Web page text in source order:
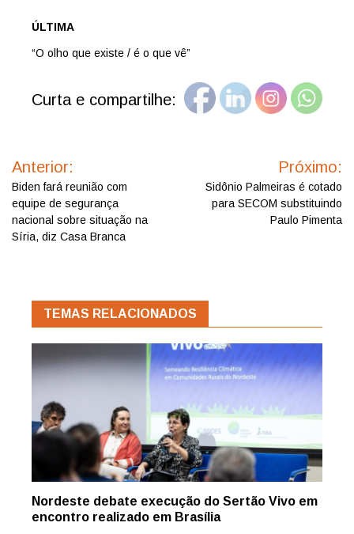
ÚLTIMA
“O olho que existe / é o que vê”
Curta e compartilhe:
de
Anterior:
Biden fará reunião com
equipe de segurança
nacional sobre situação na
Síria, diz Casa Branca
Próximo:
Sidônio Palmeiras é cotado
para SECOM substituindo
Paulo Pimenta
TEMAS RELACIONADOS
Nordeste debate execução do Sertão Vivo em
encontro realizado em Brasília